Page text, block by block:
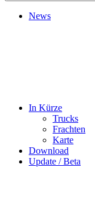
News
In Kürze
Trucks
Frachten
Karte
Download
Update / Beta